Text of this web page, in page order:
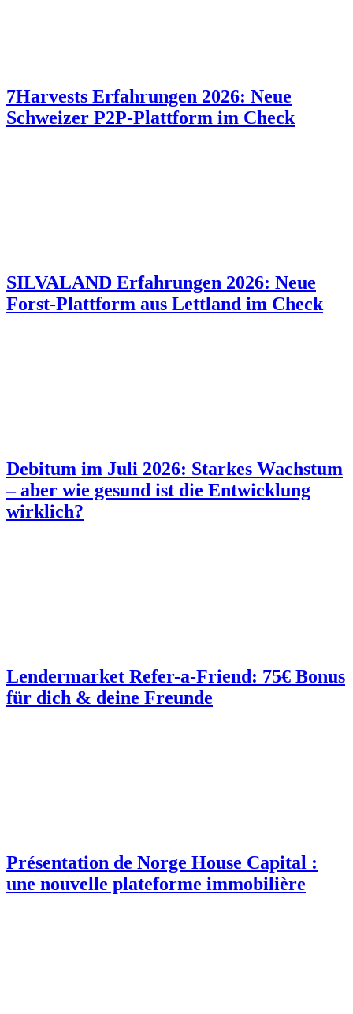
7Harvests Erfahrungen 2026: Neue
Schweizer P2P-Plattform im Check
SILVALAND Erfahrungen 2026: Neue
Forst-Plattform aus Lettland im Check
Debitum im Juli 2026: Starkes Wachstum
– aber wie gesund ist die Entwicklung
wirklich?
Lendermarket Refer-a-Friend: 75€ Bonus
für dich & deine Freunde
Présentation de Norge House Capital :
une nouvelle plateforme immobilière